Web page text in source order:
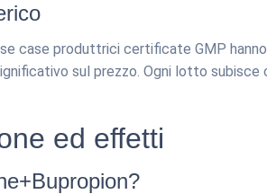
case produttrici certificate GMP
sul prezzo. Ogni lotto
ed effetti